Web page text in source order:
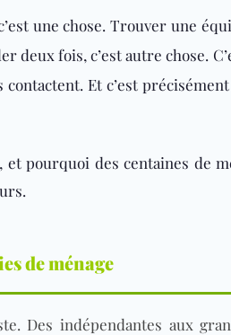
une chose. Trouver une
fois, c’est autre chose.
Et c’est
pourquoi des centaines de
de ménage
Des indépendantes aux